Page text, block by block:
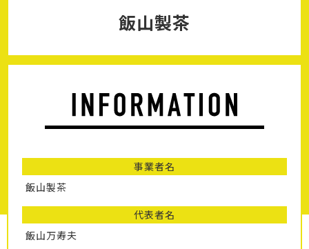
飯山製茶
事業者名
飯山製茶
代表者名
飯山万寿夫